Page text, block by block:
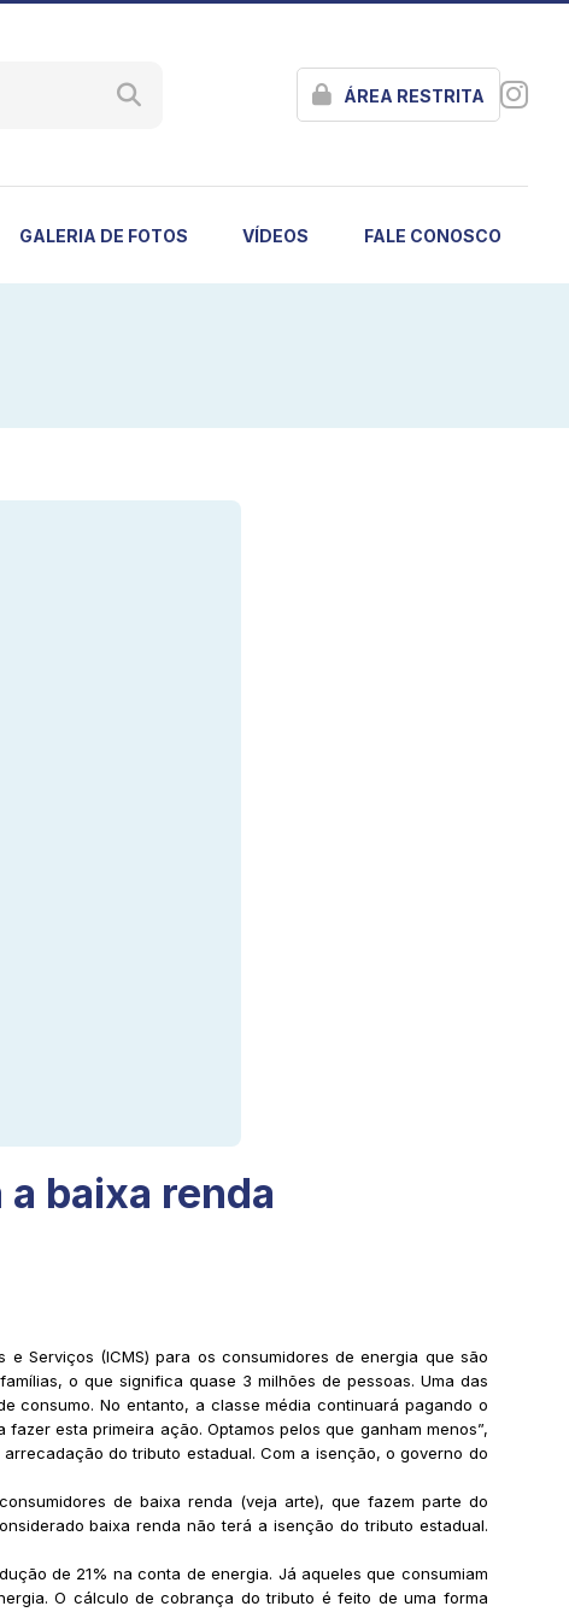
ÁREA RESTRITA
GALERIA DE FOTOS VÍDEOS FALE CONOSCO
baixa renda
Serviços (ICMS) para os consumidores de energia que são
o que significa quase 3 milhões de pessoas. Uma das
consumo. No entanto, a classe média continuará pagando o
esta primeira ação. Optamos pelos que ganham menos”,
do tributo estadual. Com a isenção, o governo do
de baixa renda (veja arte), que fazem parte do
baixa renda não terá a isenção do tributo estadual.
de 21% na conta de energia. Já aqueles que consumiam
O cálculo de cobrança do tributo é feito de uma forma